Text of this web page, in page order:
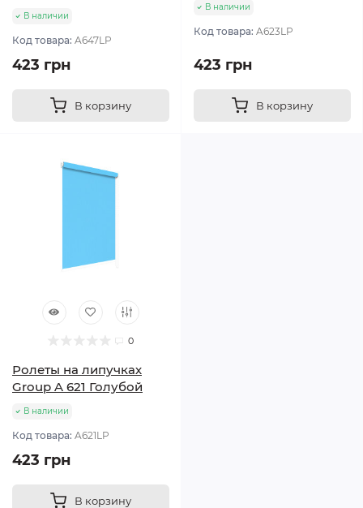
В наличии
Код товара: A647LP
423 грн
В корзину
В наличии
Код товара: A623LP
423 грн
В корзину
0
Ролеты на липучках
Group A 621 Голубой
В наличии
Код товара: A621LP
423 грн
В корзину